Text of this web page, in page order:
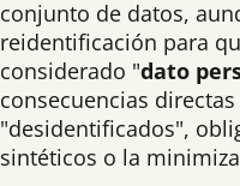
conjunto de datos,
reidentificación para
considerado "dato
consecuencias
"desidentificados",
sintéticos o la